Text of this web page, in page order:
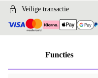
Veilige transactie
Functies